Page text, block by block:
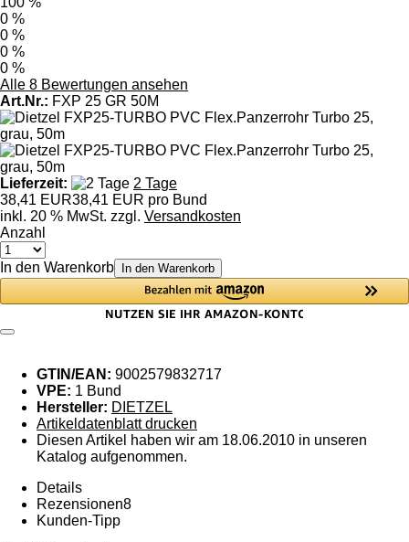
0 %
0 %
0 %
0 %
Alle 8 Bewertungen ansehen
Art.Nr.: FXP 25 GR 50M
Lieferzeit:
2 Tage
38,41 EUR38,41 EUR pro Bund
inkl. 20 % MwSt. zzgl. Versandkosten
Anzahl
In den Warenkorb In den Warenkorb
GTIN/EAN: 9002579832717
VPE: 1 Bund
Hersteller: DIETZEL
Artikeldatenblatt drucken
Diesen Artikel haben wir am 18.06.2010 in unseren
Katalog aufgenommen.
Details
Rezensionen8
Kunden-Tipp